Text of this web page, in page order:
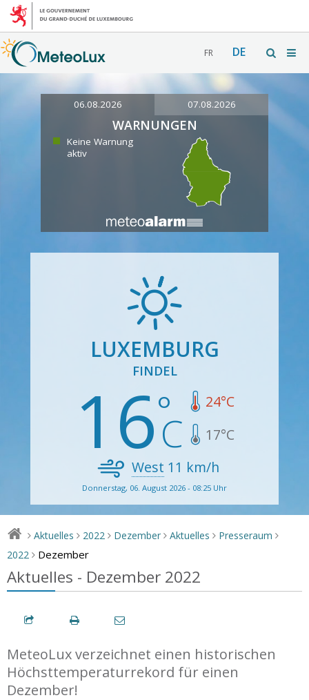
FR DE
06.08.2026 07.08.2026
WARNUNGEN
Keine Warnung
aktiv
LUXEMBURG
FINDEL
16 24°C
17°C
West 11 km/h
Donnerstag, 06. August 2026 - 08:25 Uhr
> Aktuelles > 2022 > Dezember > Aktuelles > Presseraum >
2022 > Dezember
Aktuelles - Dezember 2022
MeteoLux verzeichnet einen historischen
Höchsttemperaturrekord für einen
Dezember!